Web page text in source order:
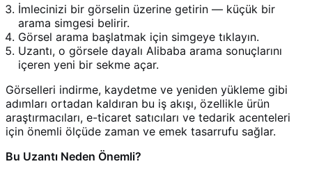
İmlecinizi bir görselin üzerine getirin — küçük bir
arama simgesi belirir.
Görsel arama başlatmak için simgeye tıklayın.
Uzantı, o görsele dayalı Alibaba arama sonuçlarını
içeren yeni bir sekme açar.
Görselleri indirme, kaydetme ve yeniden yükleme gibi
adımları ortadan kaldıran bu iş akışı, özellikle ürün
araştırmacıları, e-ticaret satıcıları ve tedarik acenteleri
için önemli ölçüde zaman ve emek tasarrufu sağlar.
Bu Uzantı Neden Önemli?